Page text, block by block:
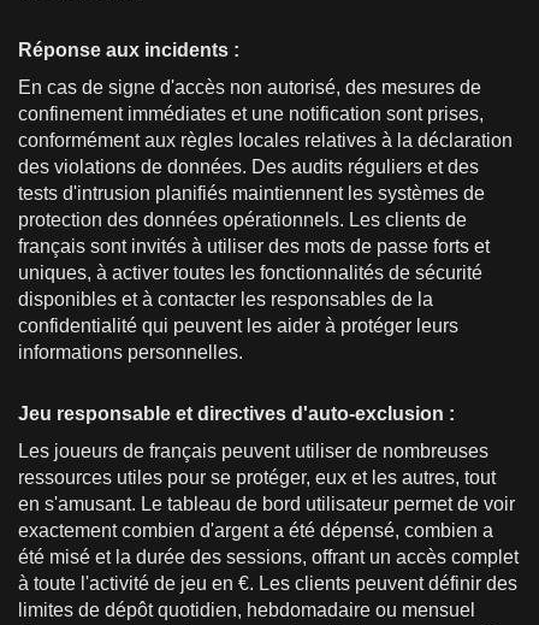
Réponse aux incidents :
En cas de signe d'accès non autorisé, des mesures de
confinement immédiates et une notification sont prises,
conformément aux règles locales relatives à la déclaration
des violations de données. Des audits réguliers et des
tests d'intrusion planifiés maintiennent les systèmes de
protection des données opérationnels. Les clients de
français sont invités à utiliser des mots de passe forts et
uniques, à activer toutes les fonctionnalités de sécurité
disponibles et à contacter les responsables de la
confidentialité qui peuvent les aider à protéger leurs
informations personnelles.
Jeu responsable et directives d'auto-exclusion :
Les joueurs de français peuvent utiliser de nombreuses
ressources utiles pour se protéger, eux et les autres, tout
en s'amusant. Le tableau de bord utilisateur permet de voir
exactement combien d'argent a été dépensé, combien a
été misé et la durée des sessions, offrant un accès complet
à toute l'activité de jeu en €. Les clients peuvent définir des
limites de dépôt quotidien, hebdomadaire ou mensuel